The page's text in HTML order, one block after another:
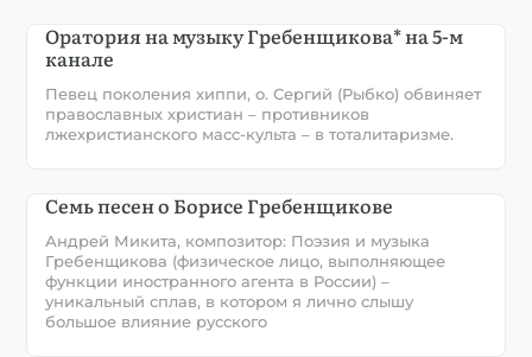
Оратория на музыку Гребенщикова* на 5-м
канале
Певец поколения хиппи, о. Сергий (Рыбко) обвиняет
православных христиан – противников
лжехристианского масс-культа – в тоталитаризме.
Семь песен о Борисе Гребенщикове
Андрей Микита, композитор: Поэзия и музыка
Гребенщикова (физическое лицо, выполняющее
функции иностранного агента в России) –
уникальный сплав, в котором я лично слышу
большое влияние русского